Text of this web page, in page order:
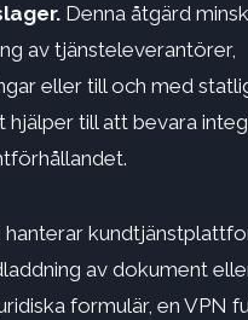
Denna åtgärd
av tjänsteleverantörer,
eller till och med
hjälper till att bevara
hanterar
av dokument
formulär, en VPN